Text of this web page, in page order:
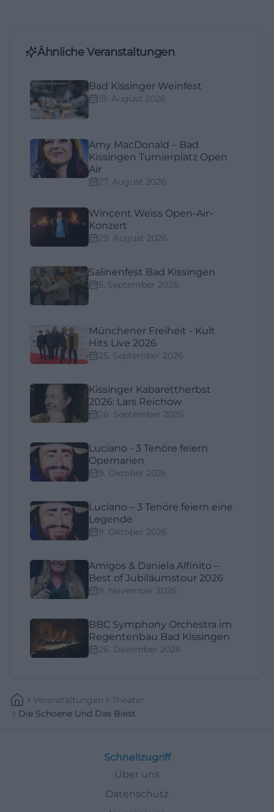
Ähnliche Veranstaltungen
Bad Kissinger Weinfest
19. August 2026
Amy MacDonald – Bad
Kissingen Turnierplatz Open
Air
27. August 2026
Wincent Weiss Open-Air-
Konzert
29. August 2026
Salinenfest Bad Kissingen
5. September 2026
Münchener Freiheit - Kult
Hits Live 2026
25. September 2026
Kissinger Kabarettherbst
2026: Lars Reichow
26. September 2026
Luciano - 3 Tenöre feiern
Opernarien
9. Oktober 2026
Luciano – 3 Tenöre feiern eine
Legende
9. Oktober 2026
Amigos & Daniela Alfinito –
Best of Jubiläumstour 2026
8. November 2026
BBC Symphony Orchestra im
Regentenbau Bad Kissingen
26. Dezember 2026
Veranstaltungen
Theater
Die Schoene Und Das Biest
Schnellzugriff
Über uns
Datenschutz